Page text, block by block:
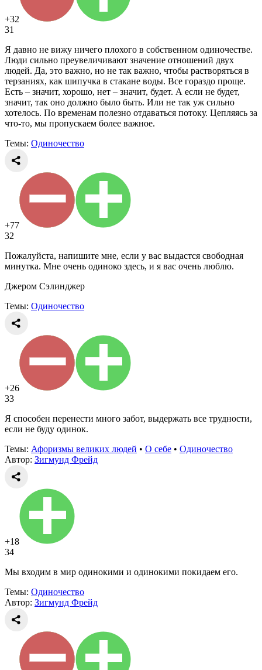
+32
31
Я давно не вижу ничего плохого в собственном одиночестве.
Люди сильно преувеличивают значение отношений двух
людей. Да, это важно, но не так важно, чтобы растворяться в
терзаниях, как шипучка в стакане воды. Все гораздо проще.
Есть – значит, хорошо, нет – значит, будет. А если не будет,
значит, так оно должно было быть. Или не так уж сильно
хотелось. По временам полезно отдаваться потоку. Цепляясь за
что-то, мы пропускаем более важное.
Темы: Одиночество
+77
32
Пожалуйста, напишите мне, если у вас выдастся свободная
минутка. Мне очень одиноко здесь, и я вас очень люблю.
Джером Сэлинджер
Темы: Одиночество
+26
33
Я способен перенести много забот, выдержать все трудности,
если не буду одинок.
Темы: Афоризмы великих людей • О себе • Одиночество
Автор: Зигмунд Фрейд
+18
34
Мы входим в мир одинокими и одинокими покидаем его.
Темы: Одиночество
Автор: Зигмунд Фрейд